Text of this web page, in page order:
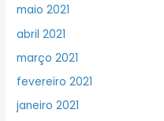
maio 2021
abril 2021
março 2021
fevereiro 2021
janeiro 2021